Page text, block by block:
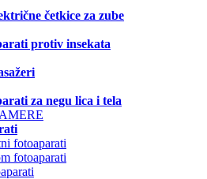
četkice za zube
protiv insekata
za negu lica i tela
fotoaparati
fotoaparati